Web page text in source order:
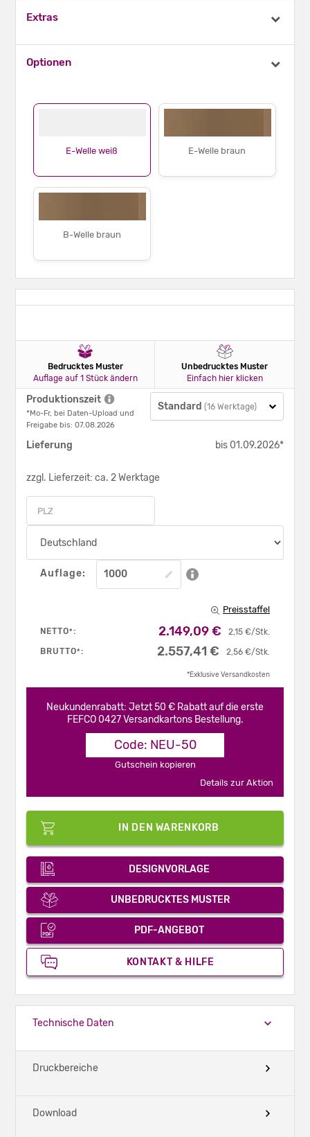
E-Welle weiß E-Welle braun
B-Welle braun
Extras
Optionen
Bedrucktes Muster
Auflage auf 1 Stück ändern
Unbedrucktes Muster
Einfach hier klicken
Produktionszeit
*Mo-Fr, bei Daten-Upload und
Freigabe bis: 07.08.2026
Standard (16 Werktage)
Lieferung bis 01.09.2026*
zzgl. Lieferzeit: ca. 2 Werktage
Auflage:
Preisstaffel
NETTO*: 2,15 €/Stk.
2.149,09 €
BRUTTO*: 2,56 €/Stk.
2.557,41 €
*Exklusive Versandkosten
Neukundenrabatt: Jetzt 50 € Rabatt auf die erste
FEFCO 0427 Versandkartons Bestellung.
Code: NEU-50
Gutschein kopieren
Details zur Aktion
IN DEN WARENKORB
DESIGNVORLAGE
UNBEDRUCKTES MUSTER
PDF-ANGEBOT
KONTAKT & HILFE
Technische Daten
Druckbereiche
Download